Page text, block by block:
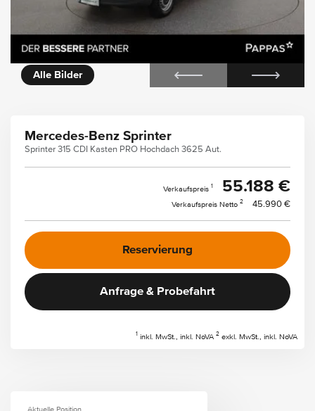
Alle Bilder
Mercedes-Benz Sprinter
Sprinter 315 CDI Kasten PRO Hochdach 3625 Aut.
Verkaufspreis 1 55.188 €
Verkaufspreis Netto 2 45.990 €
Reservierung
Anfrage & Probefahrt
1 inkl. MwSt., inkl. NoVA 2 exkl. MwSt., inkl. NoVA
Aktuelle Position